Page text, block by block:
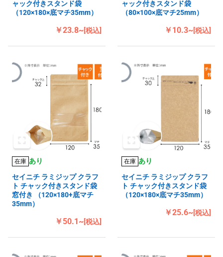
ャック付きスタンド袋
（120×180×底マチ35mm）
￥23.8~[税込]
ャック付きスタンド袋
（80×100×底マチ25mm）
￥10.3~[税込]
在庫 あり
セイニチ ラミジップ クラフ
ト チャック付きスタンド袋
窓付き （120×180+底マチ
35mm）
￥50.1~[税込]
在庫 あり
セイニチ ラミジップ クラフ
ト チャック付きスタンド袋
（120×180×底マチ35mm）
￥25.6~[税込]